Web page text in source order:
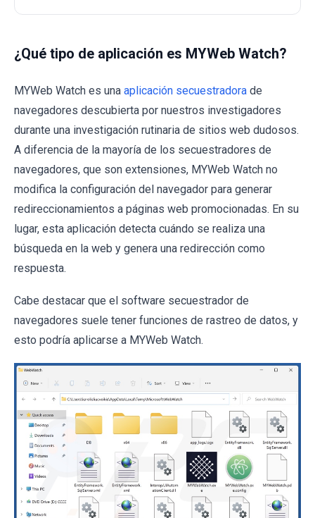
¿Qué tipo de aplicación es MYWeb Watch?
MYWeb Watch es una aplicación secuestradora de
navegadores descubierta por nuestros investigadores
durante una investigación rutinaria de sitios web dudosos.
A diferencia de la mayoría de los secuestradores de
navegadores, que son extensiones, MYWeb Watch no
modifica la configuración del navegador para generar
redireccionamientos a páginas web promocionadas. En su
lugar, esta aplicación detecta cuándo se realiza una
búsqueda en la web y genera una redirección como
respuesta.
Cabe destacar que el software secuestrador de
navegadores suele tener funciones de rastreo de datos, y
esto podría aplicarse a MYWeb Watch.